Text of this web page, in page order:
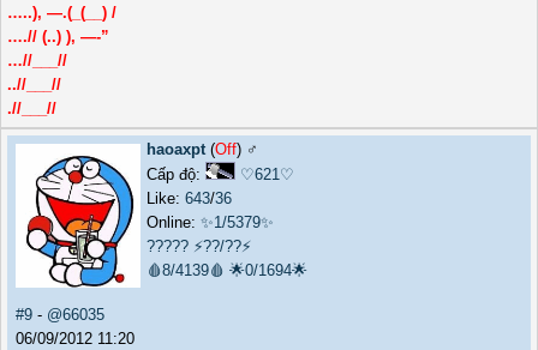
…..), —.(_(__) /
….// (..) ), —-”
…//___//
..//___//
.//___//
haoaxpt(Off) ♂️
Cấp độ:
♡621♡
Like: 643/36
Online: ✨1/5379✨
????? ⚡??/??⚡
🩸8/4139🩸 🌟0/1694🌟
#9 - @66035
06/09/2012 11:20